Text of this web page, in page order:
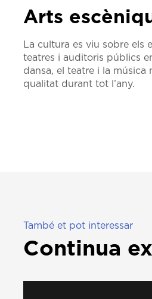
Arts
La cultura es viu sobre els
teatres i auditoris públics
dansa, el teatre i la
qualitat durant tot l’any.
També et pot interessar
Continua